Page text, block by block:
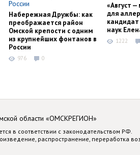
Набережная Дружбы: как
преображается район
Омской крепости с одним
из крупнейших фонтанов в
России
976 0
«Август
для
наук
1222
области «ОМСКРЕГИОН»
в соответствии с законодательством РФ.
распространение, переработка